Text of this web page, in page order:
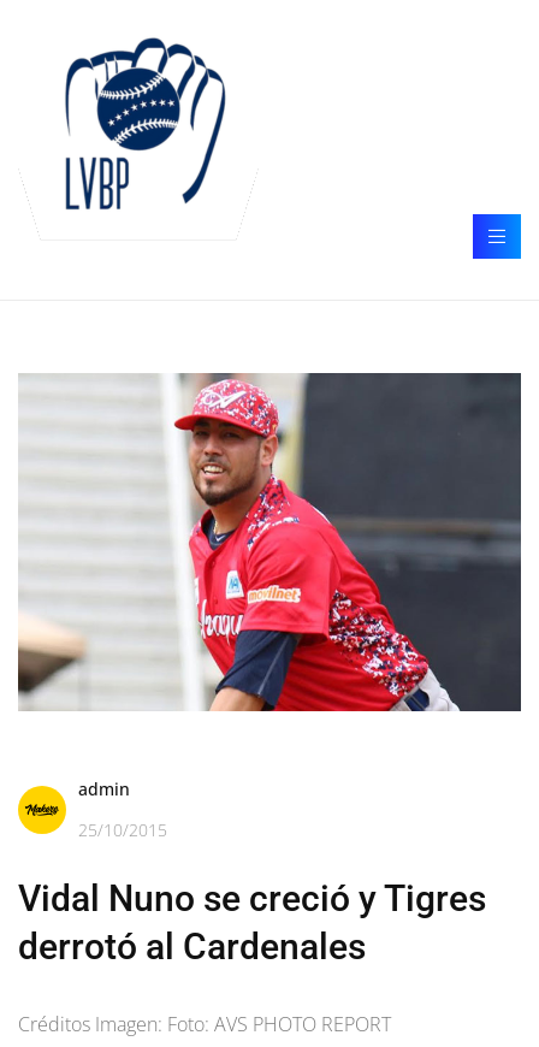
admin
25/10/2015
Vidal Nuno se creció y Tigres
derrotó al Cardenales
Créditos Imagen: Foto: AVS PHOTO REPORT